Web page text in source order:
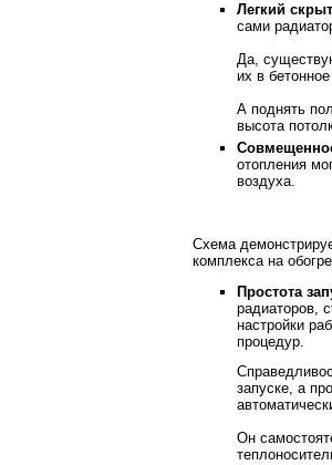
Легкий
сами
Да,
их в
А поднять
высота
отопления
воздуха.
Схема
комплекса на
Простота
радиаторов,
настройки
процедур.
запуске, а
Он